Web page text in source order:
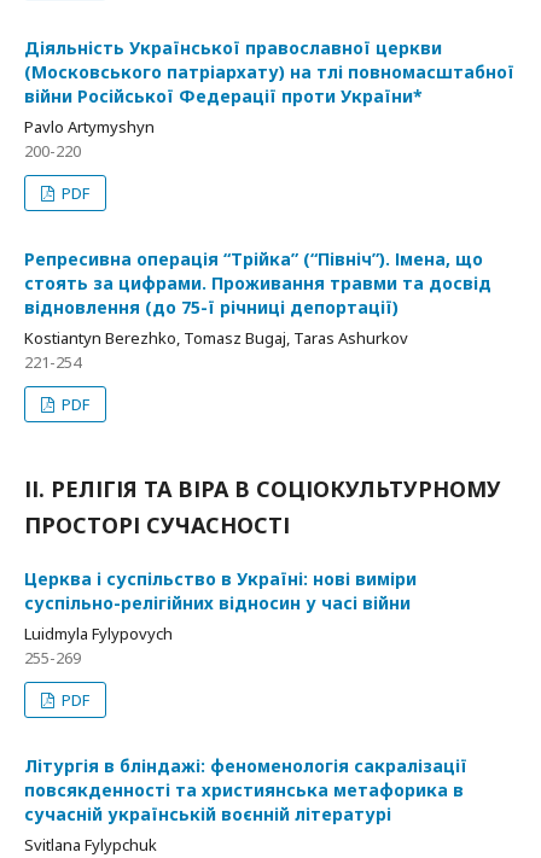
Діяльність Української православної церкви
(Московського патріархату) на тлі повномасштабної
війни Російської Федерації проти України*
Pavlo Artymyshyn
200-220
PDF
Репресивна операція “Трійка” (“Північ”). Імена, що
стоять за цифрами. Проживання травми та досвід
відновлення (до 75-ї річниці депортації)
Kostiantyn Berezhko, Tomasz Bugaj, Taras Ashurkov
221-254
PDF
ІІ. РЕЛІГІЯ ТА ВІРА В СОЦІОКУЛЬТУРНОМУ
ПРОСТОРІ СУЧАСНОСТІ
Церква і суспільство в Україні: нові виміри
суспільно-релігійних відносин у часі війни
Luidmyla Fylypovych
255-269
PDF
Літургія в бліндажі: феноменологія сакралізації
повсякденності та християнська метафорика в
сучасній українській воєнній літературі
Svitlana Fylypchuk